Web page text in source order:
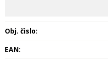
Obj. čislo:
EAN: